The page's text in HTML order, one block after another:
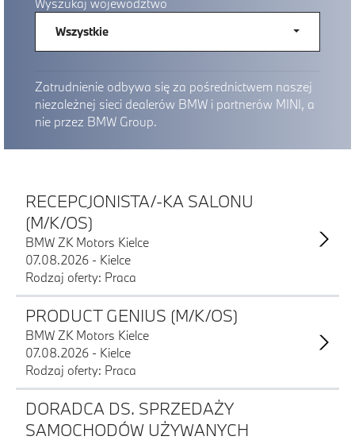
Wszystkie
Zatrudnienie odbywa się za pośrednictwem naszej
niezależnej sieci dealerów BMW i partnerów MINI, a
nie przez BMW Group.
RECEPCJONISTA/-KA SALONU
(M/K/OS)
BMW ZK Motors Kielce
07.08.2026 - Kielce
Rodzaj oferty: Praca
PRODUCT GENIUS (M/K/OS)
BMW ZK Motors Kielce
07.08.2026 - Kielce
Rodzaj oferty: Praca
DORADCA DS. SPRZEDAŻY
SAMOCHODÓW UŻYWANYCH